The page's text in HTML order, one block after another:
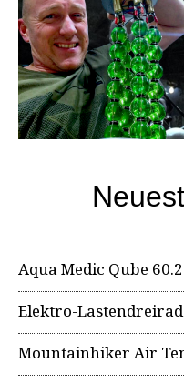
Aqua Medic Qube
Elektro-
Mountainhiker Air